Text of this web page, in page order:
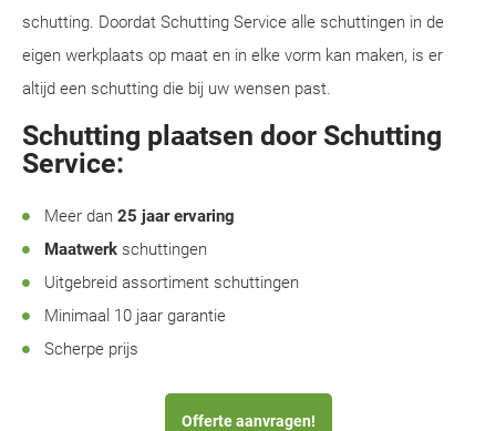
schutting. Doordat Schutting Service alle schuttingen in de
eigen werkplaats op maat en in elke vorm kan maken, is er
altijd een schutting die bij uw wensen past.
Schutting plaatsen door Schutting
Service:
Meer dan 25 jaar ervaring
Maatwerk schuttingen
Uitgebreid assortiment schuttingen
Minimaal 10 jaar garantie
Scherpe prijs
Offerte aanvragen!